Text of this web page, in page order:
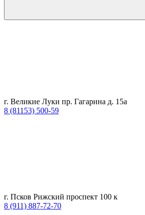
г. Великие Луки пр. Гагарина д. 15а
8 (81153) 500-59
г. Псков Рижский проспект 100 к
8 (911) 887-72-70